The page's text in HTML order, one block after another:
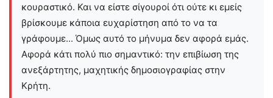
κουραστικό. Και να είστε σίγουροί ότι ούτε κι εμείς
βρίσκουμε κάποια ευχαρίστηση από το να τα
γράφουμε... Όμως αυτό το μήνυμα δεν αφορά εμάς.
Αφορά κάτι πολύ πιο σημαντικό: την επιβίωση της
ανεξάρτητης, μαχητικής δημοσιογραφίας στην
Kρήτη.